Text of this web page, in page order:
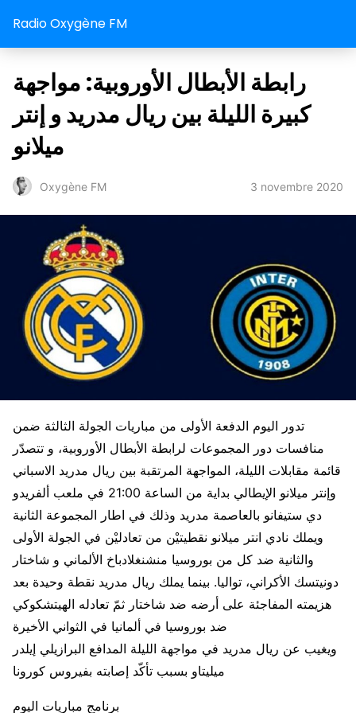
Radio Oxygène FM
رابطة الأبطال الأوروبية: مواجهة
كبيرة الليلة بين ريال مدريد و إنتر
ميلانو
Oxygène FM 3 novembre 2020
تدور اليوم الدفعة الأولى من مباريات الجولة الثالثة ضمن
منافسات دور المجموعات لرابطة الأبطال الأوروبية، و تتصدّر
قائمة مقابلات الليلة، المواجهة المرتقبة بين ريال مدريد الاسباني
وإنتر ميلانو الإيطالي بداية من الساعة 21:00 في ملعب ألفريدو
دي ستيفانو بالعاصمة مدريد وذلك في اطار المجموعة الثانية
ويملك نادي انتر ميلانو نقطيتيْن من تعادليْن في الجولة الأولى
والثانية ضد كل من بوروسيا منشنغلادباخ الألماني و شاختار
دونيتسك الأكراني، تواليا. بينما يملك ريال مدريد نقطة وحيدة بعد
هزيمته المفاجئة على أرضه ضد شاختار ثمّ تعادله الهيتشكوكي
ضد بوروسيا في ألمانيا في الثواني الأخيرة
ويغيب عن ريال مدريد في مواجهة الليلة المدافع البرازيلي إيلدر
ميليتاو بسبب تأكّد إصابته بفيروس كورونا
برنامج مباريات اليوم